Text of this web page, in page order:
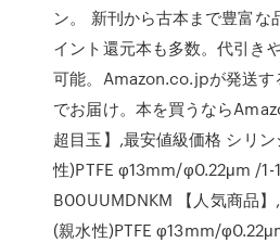
ン。 新刊から古本まで豊富
イント還元本も多数。代引き
可能。Amazon.co.jpが発送す
でお届け。本を買うなら
超目玉】,最安値級価格 シリ
性)PTFE φ13mm/φ0.22μm /1-
B00UUMDNKM 【人気商品
(親水性)PTFE φ13mm/